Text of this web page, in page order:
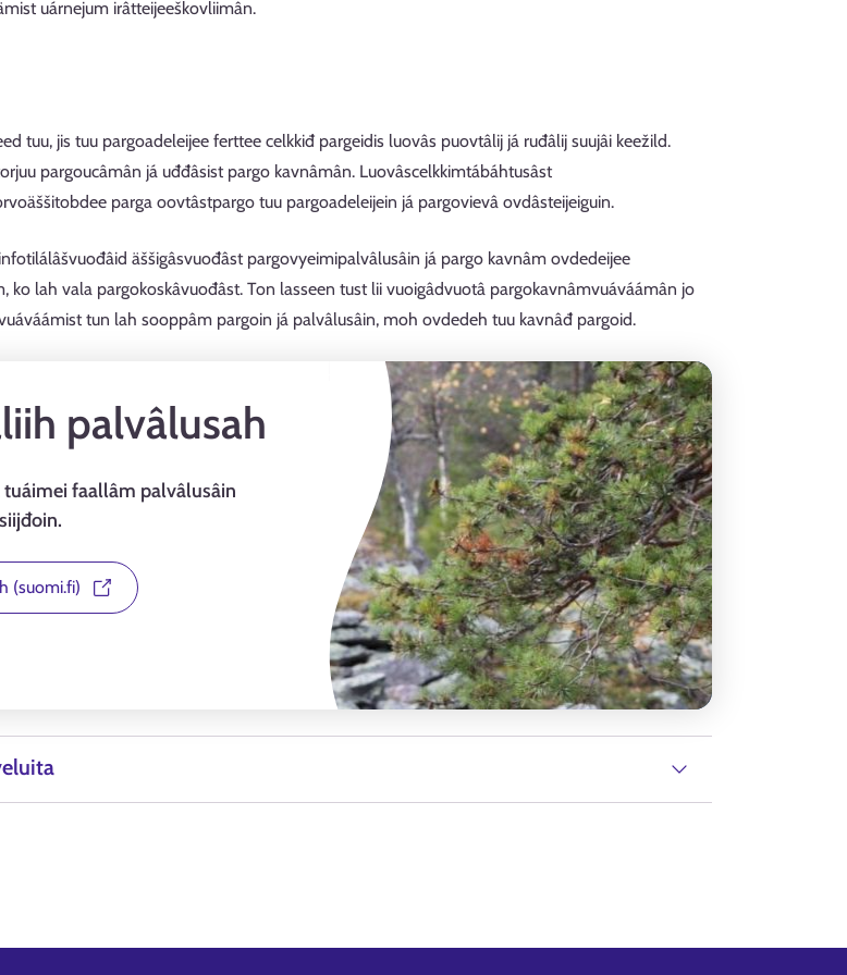
uárnejum irâtteijeeškovliimân.
tuu, jis tuu pargoadeleijee ferttee celkkiđ pargeidis luovâs puovtâlij já ruđâlij suujâi keežild.
pargoucâmân já uđđâsist pargo kavnâmân. Luovâscelkkimtábáhtusâst
parga oovtâstpargo tuu pargoadeleijein já pargovievâ ovdâsteijeiguin.
äššigâsvuođâst pargovyeimipalvâlusâin já pargo kavnâm ovdedeijee
ko lah vala pargokoskâvuođâst. Ton lasseen tust lii vuoigâdvuotâ pargokavnâmvuáváámân jo
tun lah sooppâm pargoin já palvâlusâin, moh ovdedeh tuu kavnâđ pargoid.
palvâlusah
tuáimei faallâm palvâlusâin
(suomi.fi)